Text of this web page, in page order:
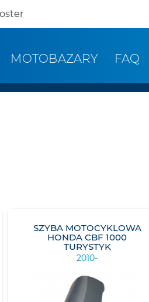
MOTOBAZARY FAQ
SZYBA MOTOCYKLOWA
HONDA CBF 1000
TURYSTYK
2010-